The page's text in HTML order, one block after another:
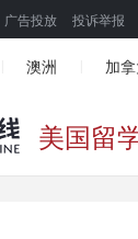
广告投放 投诉举报
澳洲 加
美国留